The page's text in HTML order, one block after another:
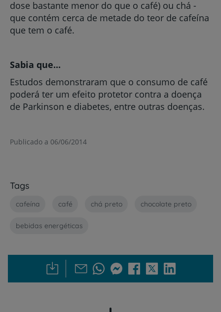
dose bastante menor do que o café) ou chá -
que contém cerca de metade do teor de cafeína
que tem o café.
Sabia que...
Estudos demonstraram que o consumo de café
poderá ter um efeito protetor contra a doença
de Parkinson e diabetes, entre outras doenças.
Publicado a 06/06/2014
Tags
cafeína café chá preto chocolate preto
bebidas energéticas